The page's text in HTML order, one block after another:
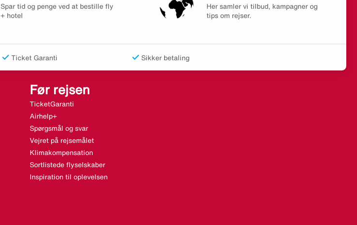
Spar tid og penge ved at bestille fly
+ hotel
Her samler vi tilbud, kampagner og
tips om rejser.
Ticket Garanti Sikker betaling
Før rejsen
TicketGaranti
Airhelp+
Spørgsmål og svar
Vejret på rejsemålet
Klimakompensation
Sortlistede flyselskaber
Inspiration til oplevelsen